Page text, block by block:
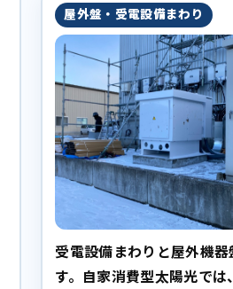
屋外盤・受電設備まわり
受電設備まわりと屋外機
す。自家消費型太陽光では